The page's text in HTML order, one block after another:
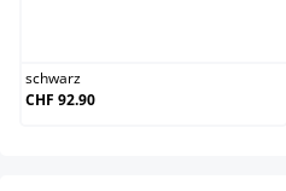
schwarz
CHF 92.90